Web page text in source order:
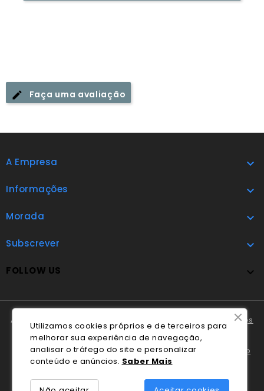
Faça uma avaliação
A Empresa 
Informações 
Morada 
Subscrever 
FOLLOW US 
A Cláudio Marques tem disponível o
Livro de Reclamações
Online.
Em caso de litígio o consumidor pode recorrer ao
Centro
Nacional de Informação e Arbitragem de Conflitos de
Consumo de Coimbra.
Utilizamos cookies próprios e de terceiros para
melhorar sua experiência de navegação,
analisar o tráfego do site e personalizar
conteúdo e anúncios. Saber Mais